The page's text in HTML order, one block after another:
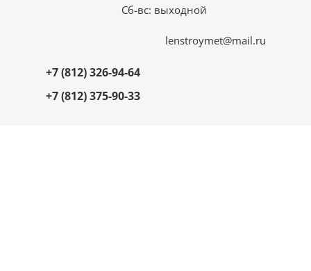
Сб-вс: выходной
+7 (812) 326-94-64
+7 (812) 375-90-33
lenstroymet@mail.ru